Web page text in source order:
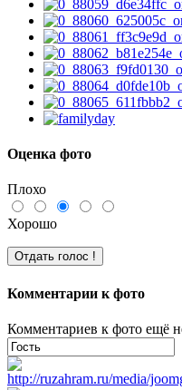
Оценка фото
Плохо
Хорошо
Комментарии к фото
Комментариев к фото ещё